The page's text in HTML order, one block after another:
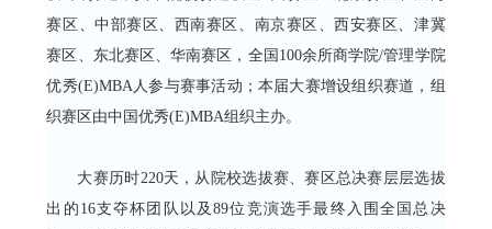
赛区、中部赛区、西南赛区、南京赛区、西安赛区、津冀
赛区、东北赛区、华南赛区，全国100余所商学院/管理学院
优秀(E)MBA人参与赛事活动；本届大赛增设组织赛道，组
织赛区由中国优秀(E)MBA组织主办。
大赛历时220天，从院校选拔赛、赛区总决赛层层选拔
出的16支夺杯团队以及89位竞演选手最终入围全国总决